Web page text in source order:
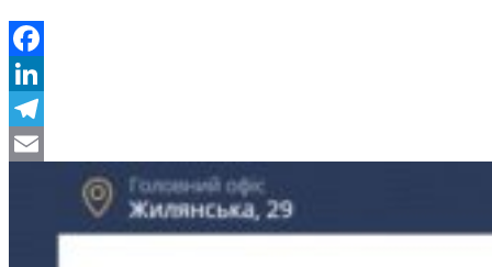
Facebook
LinkedIn
Telegram